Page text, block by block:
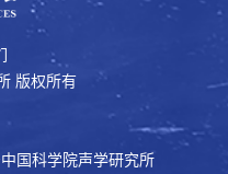
版权所有
国科学院声学研究所